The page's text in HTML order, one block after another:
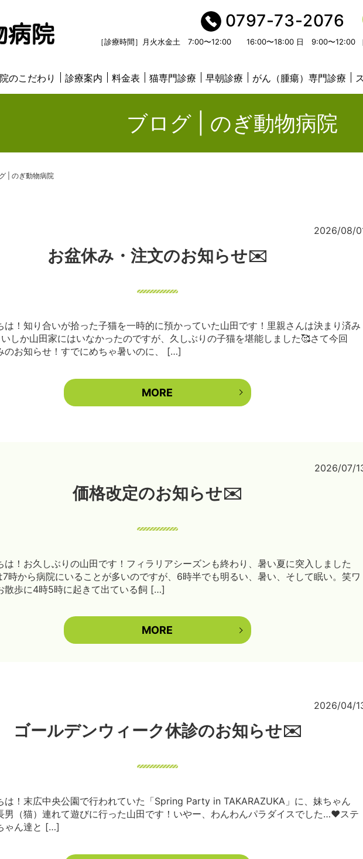
0797-73-2076
［診療時間］月火水金土 7:00〜12:00 16:00〜18:00 日 9:00〜12:00 ［
のこだわり 診療案内 料金表 猫専門診療 早朝診療 がん（腫瘍）専門診療
ブログ | のぎ動物病院
| のぎ動物病院
2026/08/
お盆休み・注文のお知らせ✉️
は！知り合いが拾った子猫を一時的に預かっていた山田です！里親さんは決まり済み
しか山田家にはいなかったのですが、久しぶりの子猫を堪能しました🥰さて今回
のお知らせ！すでにめちゃ暑いのに、 […]
MORE
2026/07/
価格改定のお知らせ✉️
は！お久しぶりの山田です！フィラリアシーズンも終わり、暑い夏に突入しました
時から病院にいることが多いのですが、6時半でも明るい、暑い、そして眠い。笑ワ
散歩に4時5時に起きて出ている飼 […]
MORE
2026/04/
ゴールデンウィーク休診のお知らせ✉️
は！末広中央公園で行われていた「Spring Party in TAKARAZUKA」に、妹ちゃん
男（猫）連れて遊びに行った山田です！いやー、わんわんパラダイスでした…❤️ステ
ゃん達と […]